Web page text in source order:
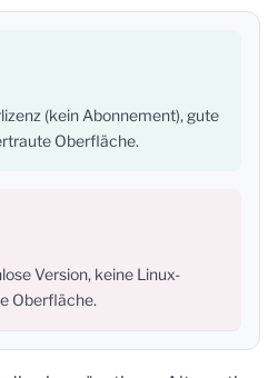
(kein Abonnement), gute
Oberfläche.
Version, keine Linux-
Oberfläche.